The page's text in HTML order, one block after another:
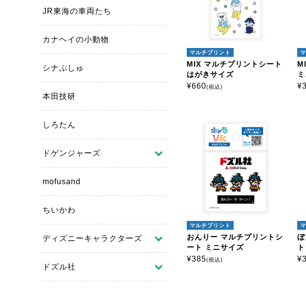
マルチプ
マルチプリント
MIX マルチプリントシート
はがきサイズ
¥660(税込)
¥
マルチプリント
おんりー マルチプリントシ
ート ミニサイズ
¥385(税込)
¥
JR東海の車両たち
カナヘイの小動物
シナぷしゅ
本田技研
しろたん
ドゲンジャーズ
mofusand
ちいかわ
ディズニーキャラクターズ
ドズル社